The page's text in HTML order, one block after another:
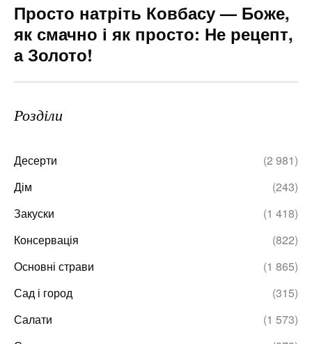
Просто натріть Ковбасу — Боже,
як смачно і як просто: Не рецепт,
а Золото!
Розділи
Десерти
(2 981)
Дім
(243)
Закуски
(1 418)
Консервація
(822)
Основні страви
(1 865)
Сад і город
(315)
Салати
(1 573)